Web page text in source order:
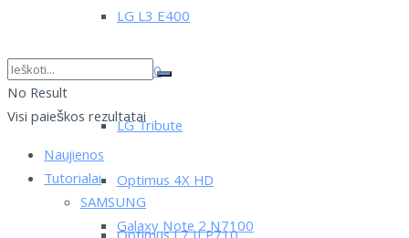
LG L3 E400
LG L90
LG Tribute
Optimus 4X HD
No Result
Visi paieškos rezultatai
Naujienos
Tutorialai
SAMSUNG
Galaxy Note 2 N7100